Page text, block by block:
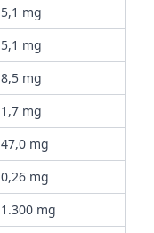
5,1 mg
5,1 mg
8,5 mg
1,7 mg
47,0 mg
0,26 mg
1.300 mg